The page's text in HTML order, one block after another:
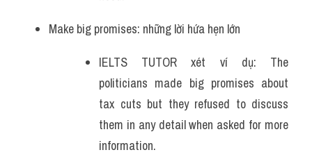
Make big promises: những lời hứa hẹn lớn
IELTS TUTOR xét ví dụ: The
politicians made big promises about
tax cuts but they refused to discuss
them in any detail when asked for more
information.